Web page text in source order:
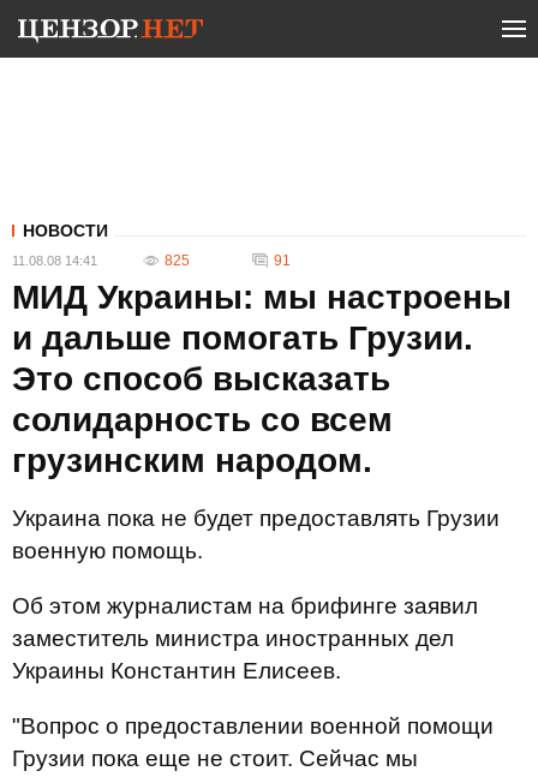
НОВОСТИ
11.08.08 14:41 825 91
МИД Украины: мы настроены
и дальше помогать Грузии.
Это способ высказать
солидарность со всем
грузинским народом.
Украина пока не будет предоставлять Грузии
военную помощь.
Об этом журналистам на брифинге заявил
заместитель министра иностранных дел
Украины Константин Елисеев.
"Вопрос о предоставлении военной помощи
Грузии пока еще не стоит. Сейчас мы